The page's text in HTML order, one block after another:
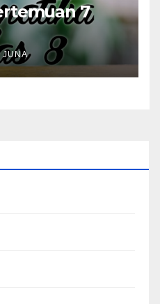
7